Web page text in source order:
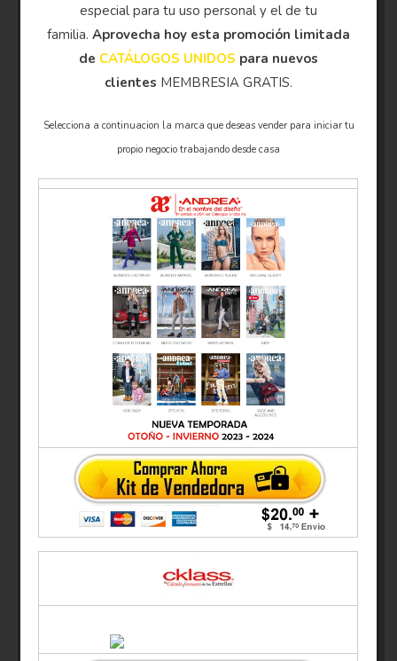
especial para tu uso personal y el de tu
familia.Aprovecha hoy esta promoción limitada
de CATÁLOGOS UNIDOS para nuevos
clientes MEMBRESIA GRATIS.
Selecciona a continuacion la marca que deseas vender para iniciar tu
propio negocio trabajando desde casa